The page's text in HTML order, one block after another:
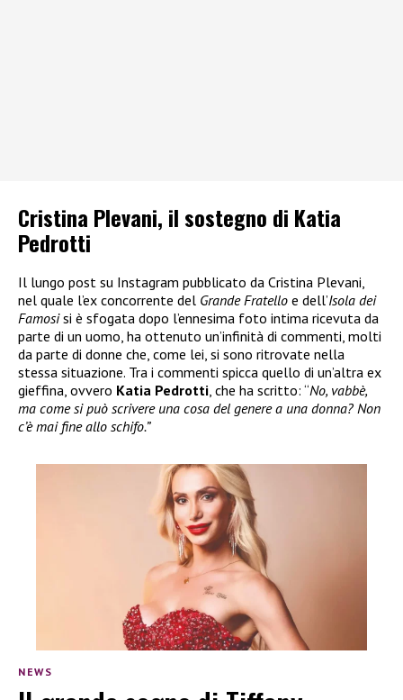
Cristina Plevani, il sostegno di Katia
Pedrotti
Il lungo post su Instagram pubblicato da Cristina Plevani,
nel quale l’ex concorrente del Grande Fratello e dell’Isola dei
Famosisi è sfogata dopo l’ennesima foto intima ricevuta da
parte di un uomo, ha ottenuto un’infinità di commenti, molti
da parte di donne che, come lei, si sono ritrovate nella
stessa situazione. Tra i commenti spicca quello di un’altra ex
gieffina, ovvero Katia Pedrotti, che ha scritto: “No, vabbè,
ma come si può scrivere una cosa del genere a una donna? Non
c’è mai fine allo schifo.”
NEWS